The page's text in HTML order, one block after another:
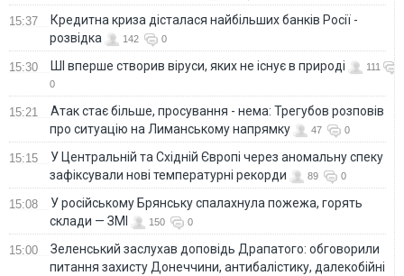
15:37
Кредитна криза дісталася найбільших банків Росії -
розвідка
142 0
15:30 ШІ вперше створив віруси, яких не існує в природі
111
0
15:21
Атак стає більше, просування - нема: Трегубов розповів
про ситуацію на Лиманському напрямку
47 0
15:15
У Центральній та Східній Європі через аномальну спеку
зафіксували нові температурні рекорди
89 0
15:08
У російському Брянську спалахнула пожежа, горять
склади — ЗМІ
150 0
15:00
Зеленський заслухав доповідь Драпатого: обговорили
питання захисту Донеччини, антибалістику, далекобійні